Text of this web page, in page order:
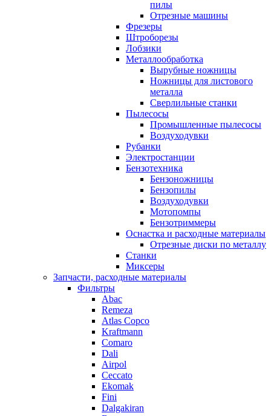
пилы
Отрезные машины
Фрезеры
Штроборезы
Лобзики
Металлообработка
Вырубные ножницы
Ножницы для листового
металла
Сверлильные станки
Пылесосы
Промышленные пылесосы
Воздуходувки
Рубанки
Электростанции
Бензотехника
Бензоножницы
Бензопилы
Воздуходувки
Мотопомпы
Бензотриммеры
Оснастка и расходные материалы
Отрезные диски по металлу
Станки
Миксеры
Запчасти, расходные материалы
Фильтры
Abac
Remeza
Atlas Copco
Kraftmann
Comaro
Dali
Airpol
Ceccato
Ekomak
Fini
Dalgakiran